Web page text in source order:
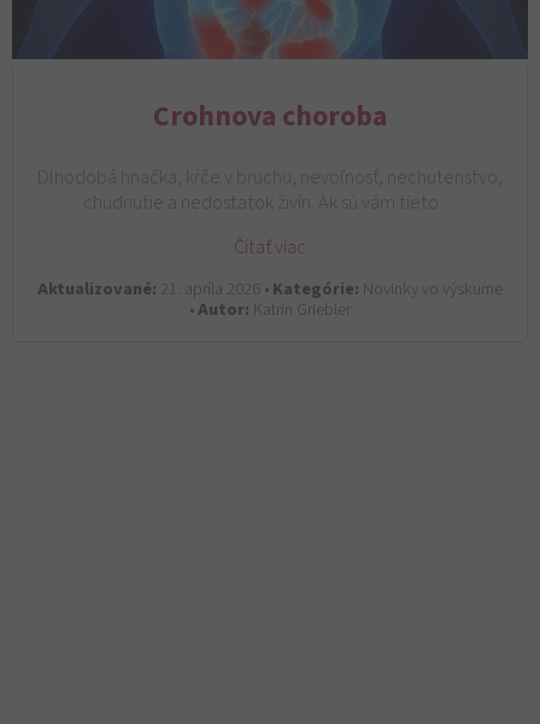
Crohnova choroba
Dlhodobá hnačka, kŕče v bruchu, nevoľnosť, nechutenstvo,
chudnutie a nedostatok živín. Ak sú vám tieto…
Čítať viac
Aktualizované: 21. apríla 2026 •Kategórie: Novinky vo výskume
•Autor: Katrin Griebler